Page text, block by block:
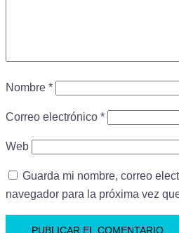
Nombre *
Correo electrónico *
Web
Guarda mi nombre, correo
navegador para la próxima vez